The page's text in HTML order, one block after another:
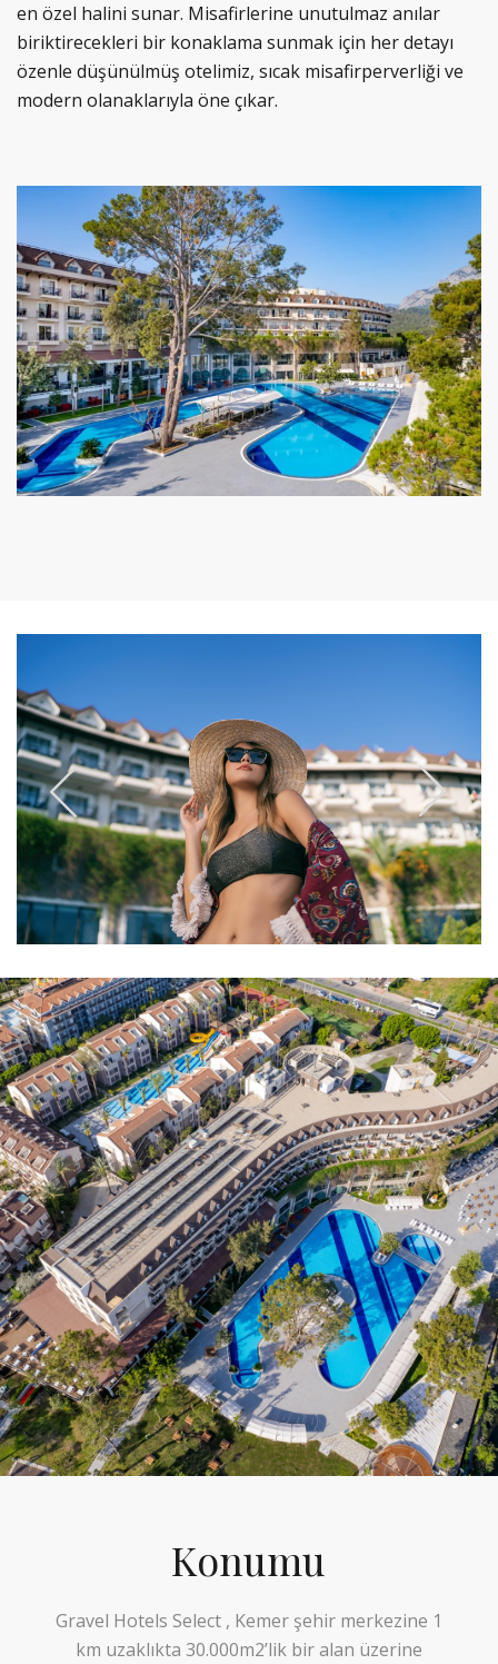
en özel halini sunar. Misafirlerine unutulmaz anılar
biriktirecekleri bir konaklama sunmak için her detayı
özenle düşünülmüş otelimiz, sıcak misafirperverliği ve
modern olanaklarıyla öne çıkar.
Konumu
Gravel Hotels Select , Kemer şehir merkezine 1
km uzaklıkta 30.000m2’lik bir alan üzerine